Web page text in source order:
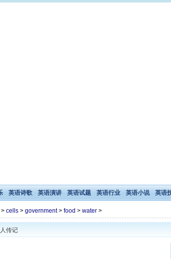
英语诗歌 英语演讲 英语试题 英语行业 英语小说 英语
cells> government> food > water>
传记